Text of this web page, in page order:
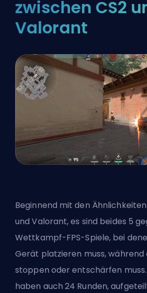
zwischen CS2
Valorant
Beginnend mit den
und Valorant, es sind beides 5
Wettkampf-FPS-Spiele, bei
Gerät platzieren muss, während
stoppen oder entschärfen muss.
haben auch 24 Runden,